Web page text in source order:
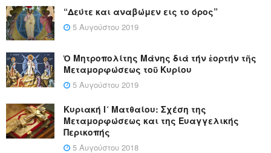
“Δεύτε και αναβώμεν εις το όρος”
5 Αυγούστου 2019
Ὁ Μητροπολίτης Μάνης διά τήν ἑορτήν τῆς
Μεταμορφώσεως τοῦ Κυρίου
5 Αυγούστου 2019
Κυριακή Ι´ Ματθαίου: Σχέση της
Μεταμορφώσεως και της Ευαγγελικής
Περικοπής
5 Αυγούστου 2018